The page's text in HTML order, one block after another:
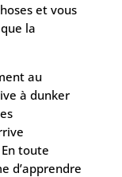
et vous
la
au
à dunker
toute
d’apprendre